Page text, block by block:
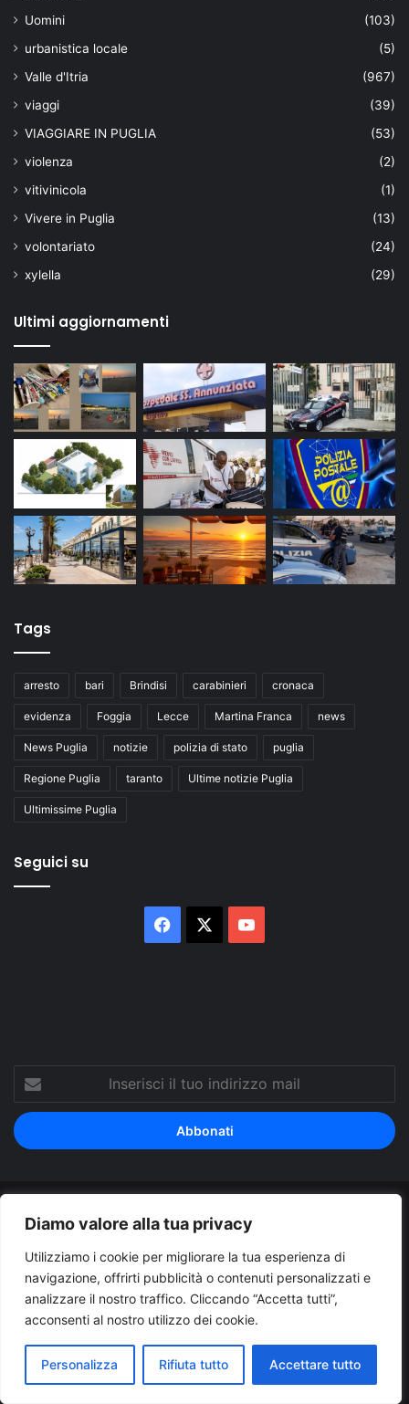
Diamo valore alla tua privacy
Utilizziamo i cookie per migliorare la tua esperienza di
navigazione, offrirti pubblicità o contenuti personalizzati e
analizzare il nostro traffico. Cliccando “Accetta tutti”,
acconsenti al nostro utilizzo dei cookie.
Personalizza Rifiuta tutto Accettare tutto
Uomini
(103)
urbanistica locale
(5)
Valle d'Itria
(967)
viaggi
(39)
VIAGGIARE IN PUGLIA
(53)
violenza
(2)
vitivinicola
(1)
Vivere in Puglia
(13)
volontariato
(24)
xylella
(29)
Ultimi aggiornamenti
Tags
arresto bari Brindisi carabinieri cronaca
evidenza Foggia Lecce Martina Franca news
News Puglia notizie polizia di stato puglia
Regione Puglia taranto Ultime notizie Puglia
Ultimissime Puglia
Seguici su
Facebook
Inserisci
tuo
indirizzo
mail
© Copyright 2026, Tutti i diritti riservati |
riuniti registrato presso il tribunale di Taranto al n. 569/2000 del
24/10/2000. Direttore responsabile Antonio Rubino
Cookies Policy
Privacy Policy Info pubblicità elettorale